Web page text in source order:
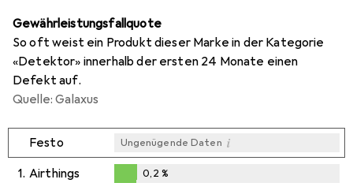
Gewährleistungsfallquote
So oft weist ein Produkt dieser Marke in der Kategorie
«Detektor» innerhalb der ersten 24 Monate einen
Defekt auf.
Quelle: Galaxus
Festo Ungenügende Daten i
1. Airthings 0,2 %